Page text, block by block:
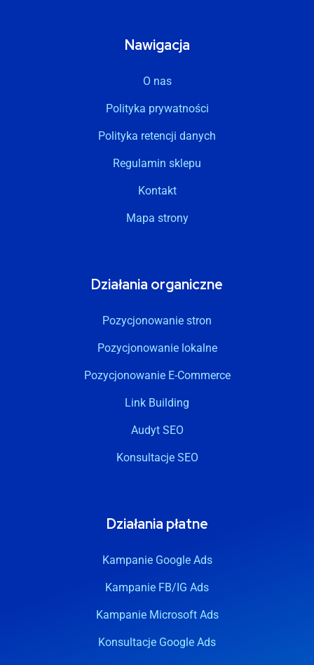
Nawigacja
O nas
Polityka prywatności
Polityka retencji danych
Regulamin sklepu
Kontakt
Mapa strony
Działania organiczne
Pozycjonowanie stron
Pozycjonowanie lokalne
Pozycjonowanie E-Commerce
Link Building
Audyt SEO
Konsultacje SEO
Działania płatne
Kampanie Google Ads
Kampanie FB/IG Ads
Kampanie Microsoft Ads
Konsultacje Google Ads